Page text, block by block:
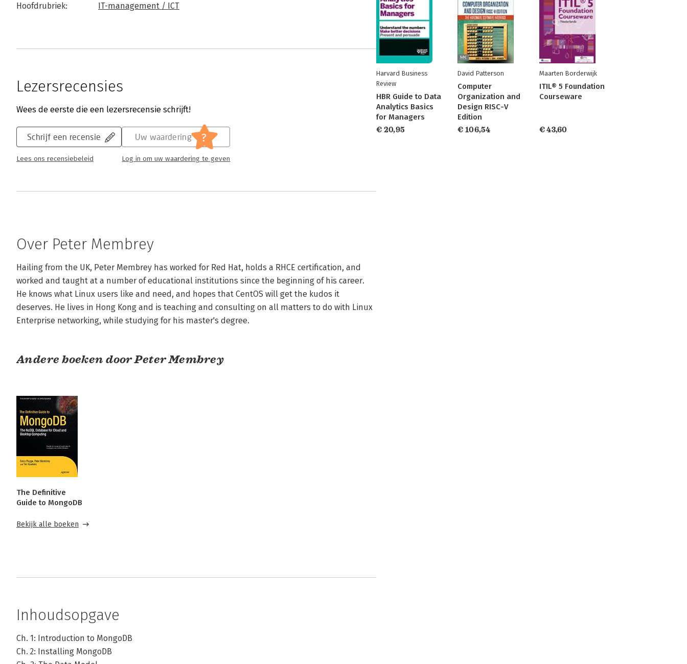
Hoofdrubriek: IT-management / ICT
Lezersrecensies
Wees de eerste die een lezersrecensie schrijft!
Schrijf een recensie
Lees ons recensiebeleid
Uw waardering ?
Log in om uw waardering te geven
Over Peter Membrey
Hailing from the UK, Peter Membrey has worked for Red Hat, holds a RHCE certification, and
worked and taught at a number of educational institutions since the beginning of his career.
He knows what Linux users like and need, and hopes that CentOS will get the kudos it
deserves. He lives in Hong Kong and is teaching and consulting on all matters to do with Linux
Enterprise networking, while studying for his master's degree.
Andere boeken door Peter Membrey
The Definitive
Guide to MongoDB
Bekijk alle boeken
Inhoudsopgave
Ch. 1: Introduction to MongoDB
Ch. 2: Installing MongoDB
Harvard Business
Review
HBR Guide to Data
Analytics Basics
for Managers
€ 20,95
David Patterson
Computer
Organization and
Design RISC-V
Edition
€ 106,54
Maarten Borderwijk
ITIL® 5 Foundation
Courseware
€ 43,60